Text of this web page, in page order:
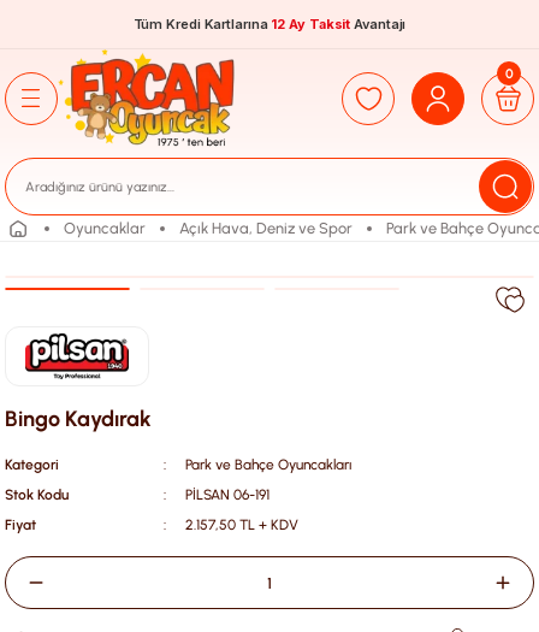
Tüm Kredi Kartlarına 12 Ay Taksit Avantajı
0
Oyuncaklar Açık Hava, Deniz ve Spor Park ve Bahçe
Bingo Kaydırak
Kategori
Park ve Bahçe Oyuncakları
Stok Kodu
PİLSAN 06-191
Fiyat
2.157,50 TL + KDV